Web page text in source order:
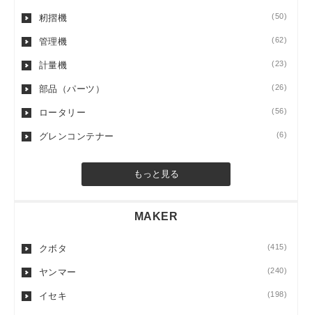
籾摺機 (50)
管理機 (62)
計量機 (23)
部品（パーツ） (26)
ロータリー (56)
グレンコンテナー (6)
もっと見る
MAKER
クボタ (415)
ヤンマー (240)
イセキ (198)